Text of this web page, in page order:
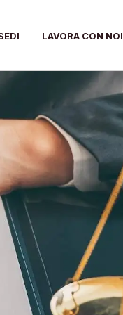
LAVORA CON NOI